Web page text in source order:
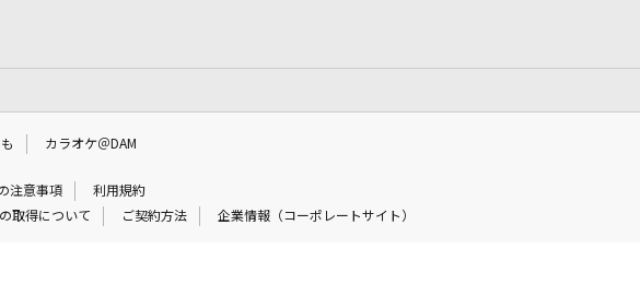
カラオケ＠DAM
注意事項
利用規約
取得について ご契約方法 企業情報（コーポレートサイト）